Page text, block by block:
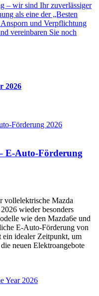
– wir sind Ihr zuverlässiger
als eine der „Besten
und Verpflichtung
vereinbaren Sie noch
2026
E-Auto-Förderung
vollelektrische Mazda
wieder besonders
wie den Mazda6e und
E-Auto-Förderung von
idealer Zeitpunkt, um
neuen Elektroangebote